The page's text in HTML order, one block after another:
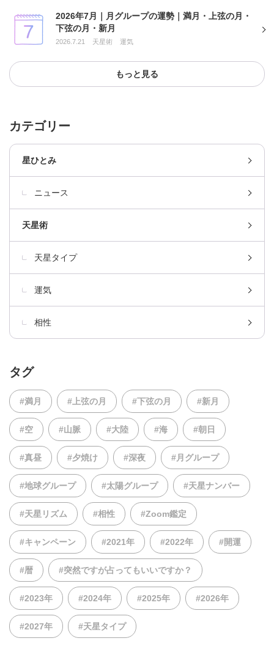
2026年7月｜月グループの運勢｜満月・上弦の月・
下弦の月・新月
2026.7.21 天星術 運気
もっと見る
カテゴリー
星ひとみ
ニュース
天星術
天星タイプ
運気
相性
タグ
#満月 #上弦の月 #下弦の月 #新月
#空 #山脈 #大陸 #海 #朝日
#真昼 #夕焼け #深夜 #月グループ
#地球グループ #太陽グループ #天星ナンバー
#天星リズム #相性 #Zoom鑑定
#キャンペーン #2021年 #2022年 #開運
#暦 #突然ですが占ってもいいですか？
#2023年 #2024年 #2025年 #2026年
#2027年 #天星タイプ